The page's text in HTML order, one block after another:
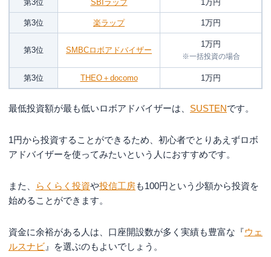
第3位 SBIラップ 1万円
第3位 楽ラップ 1万円
第3位 SMBCロボアドバイザー
1万円
※一括投資の場合
第3位 THEO＋docomo 1万円
最低投資額が最も低いロボアドバイザーは、 SUSTENです。
1円から投資することができるため、初心者でとりあえずロボ
アドバイザーを使ってみたいという人におすすめです。
また、 らくらく投資や投信工房も100円という少額から投資を
始めることができます。
資金に余裕がある人は、口座開設数が多く実績も豊富な『ウェ
ルスナビ 』を選ぶのもよいでしょう。